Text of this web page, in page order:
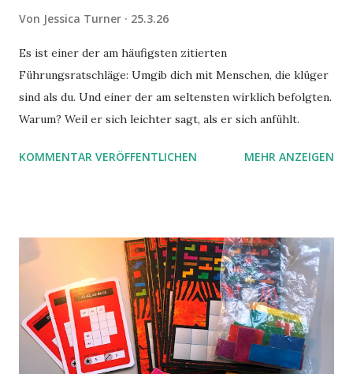
Von Jessica Turner 25.3.26
Es ist einer der am häufigsten zitierten
Führungsratschläge: Umgib dich mit Menschen, die klüger
sind als du. Und einer der am seltensten wirklich befolgten.
Warum? Weil er sich leichter sagt, als er sich anfühlt.
KOMMENTAR VERÖFFENTLICHEN MEHR ANZEIGEN